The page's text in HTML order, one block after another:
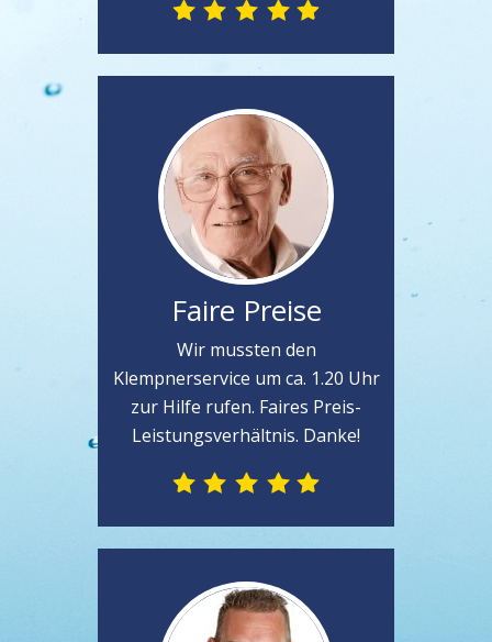
Faire Preise
Wir mussten den
Klempnerservice um ca. 1.20 Uhr
zur Hilfe rufen. Faires Preis-
Leistungsverhältnis. Danke!